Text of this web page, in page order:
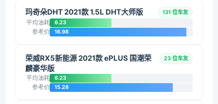
玛奇朵DHT 2021款 1.5L DHT大师版 131 位车友
平均油耗 6.23
参考价 16.98
荣威RX5新能源 2021款 ePLUS 国潮荣
麟豪华版
23 位车友
平均油耗 6.23
参考价 15.28